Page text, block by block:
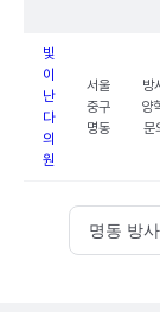
빛
이
난
다
의
원
서울
중구
명동
방
양
문
명동 방